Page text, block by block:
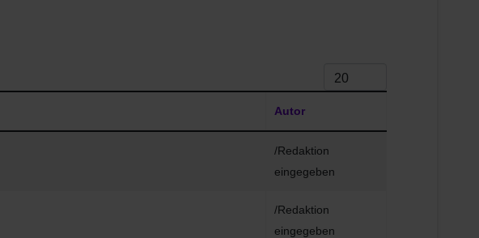
Anzeige #
Autor
/Redaktion
eingegeben
/Redaktion
eingegeben